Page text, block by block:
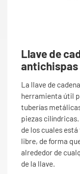
Llave de
antichispas
La llave de
herramienta útil
tuberías
piezas
de los cuales
libre, de forma
alrededor de
de la llave.